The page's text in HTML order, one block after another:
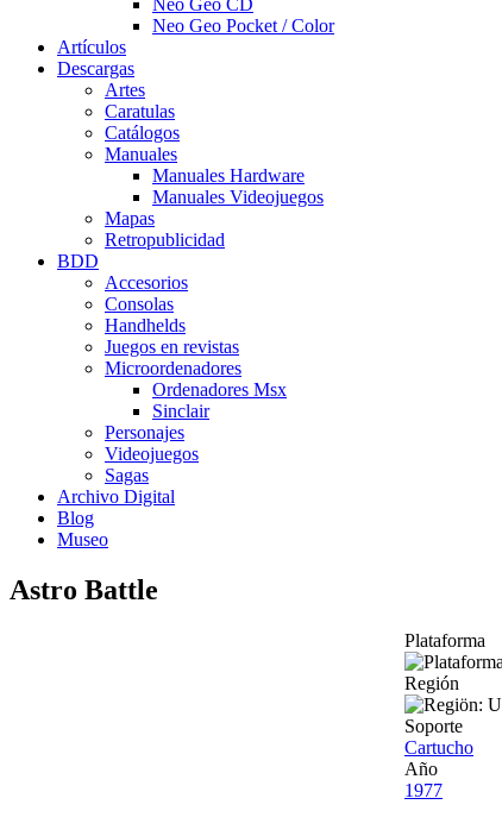
Neo Geo CD
Neo Geo Pocket / Color
Artículos
Descargas
Artes
Caratulas
Catálogos
Manuales
Manuales Hardware
Manuales Videojuegos
Mapas
Retropublicidad
BDD
Accesorios
Consolas
Handhelds
Juegos en revistas
Microordenadores
Ordenadores Msx
Sinclair
Personajes
Videojuegos
Sagas
Archivo Digital
Blog
Museo
Astro Battle
Plataforma
Región
Soporte
Cartucho
Año
1977